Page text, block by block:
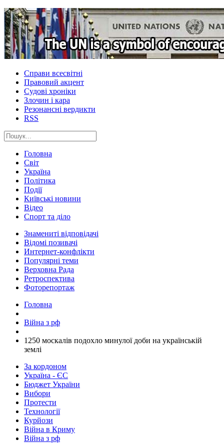
Справи всесвітні
Правовий акцент
Судові хроніки
Злочин і кара
Резонансні вердикти
RSS
Головна
Світ
Україна
Політика
Події
Київські новини
Відео
Спорт та діло
Знамениті відповідачі
Відомі позивачі
Интернет-конфлікти
Популярні теми
Верховна Рада
Ретроспектива
Фоторепортаж
Головна
Війна з рф
​1250 москалів подохло минулої доби на українській
землі
За кордоном
Україна - ЄС
Бюджет України
Вибори
Протести
Технології
Курйози
Війна в Криму
Війна з рф